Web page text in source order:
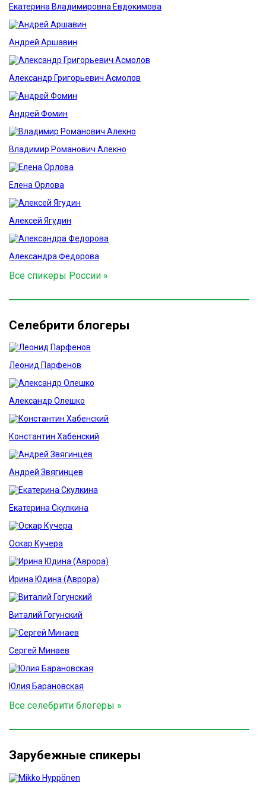
Екатерина Владимировна Евдокимова
Андрей Аршавин
Александр Григорьевич Асмолов
Андрей Фомин
Владимир Романович Алекно
Елена Орлова
Алексей Ягудин
Александра Федорова
Все спикеры России »
Селебрити блогеры
Леонид Парфенов
Александр Олешко
Константин Хабенский
Андрей Звягинцев
Екатерина Скулкина
Оскар Кучера
Ирина Юдина (Аврора)
Виталий Гогунский
Сергей Минаев
Юлия Барановская
Все селебрити блогеры »
Зарубежные спикеры